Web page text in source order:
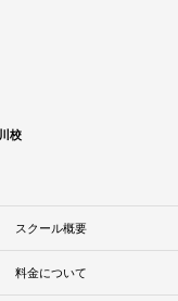
校
スクール概要
料金について